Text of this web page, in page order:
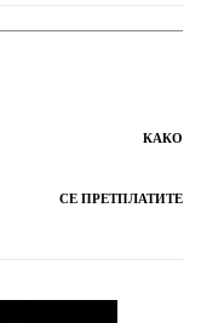
КАКО
СЕ ПРЕТПЛАТИТЕ